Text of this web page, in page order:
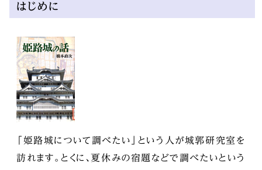
はじめに
「姫路城について調べたい」という人が城郭研究室を
訪れます。とくに、夏休みの宿題などで調べたいという